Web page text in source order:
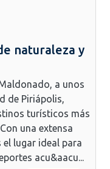
naturaleza y
a unos
de Piriápolis,
turísticos más
una extensa
el lugar ideal para
acu&aacu...